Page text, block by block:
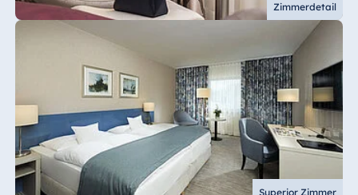
Zimmerdetail
Superior Zimmer